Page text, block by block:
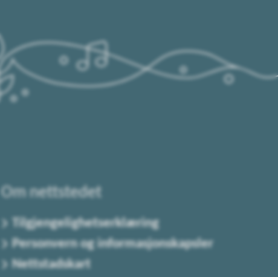
Om nettstedet
Tilgjengelighetserklæring
Personvern og informasjonskapsler
Nettstadskart